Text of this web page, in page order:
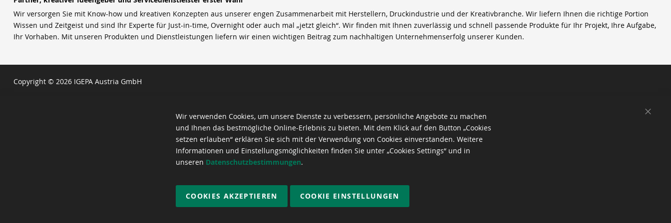
Wir versorgen Sie mit Know-how und kreativen Konzepten aus unserer engen Zusammenarbeit mit Herstellern, Druckindustrie und der Kreativbranche. Wir liefern Ihnen die richtige Portion
Wissen und Zeitgeist und sind Ihr Experte für Just-in-time, Overnight oder auch mal „jetzt gleich“. Wir finden mit Ihnen zuverlässig und schnell passende Produkte für Ihr Projekt, Ihre Aufgabe,
Ihr Vorhaben. Mit unseren Produkten und Dienstleistungen liefern wir einen wichtigen Beitrag zum nachhaltigen Unternehmenserfolg unserer Kunden.
Copyright © 2026 IGEPA Austria GmbH
Wir verwenden Cookies, um unsere Dienste zu verbessern, persönliche Angebote zu machen
und Ihnen das bestmögliche Online-Erlebnis zu bieten. Mit dem Klick auf den Button „Cookies
setzen erlauben“ erklären Sie sich mit der Verwendung von Cookies einverstanden. Weitere
Informationen und Einstellungsmöglichkeiten finden Sie unter „Cookies Settings“ und in
unseren Datenschutzbestimmungen.
COOKIES AKZEPTIEREN COOKIE EINSTELLUNGEN